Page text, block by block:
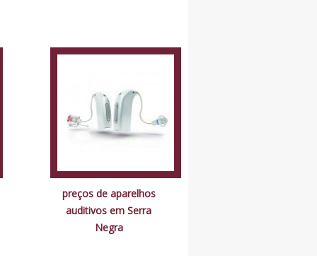
preços de aparelhos
auditivos em Serra
Negra